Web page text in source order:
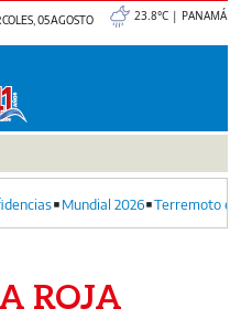
05 AGOSTO
23.8°C | PANAMÁ
Mundial 2026 Terremoto
ROJA